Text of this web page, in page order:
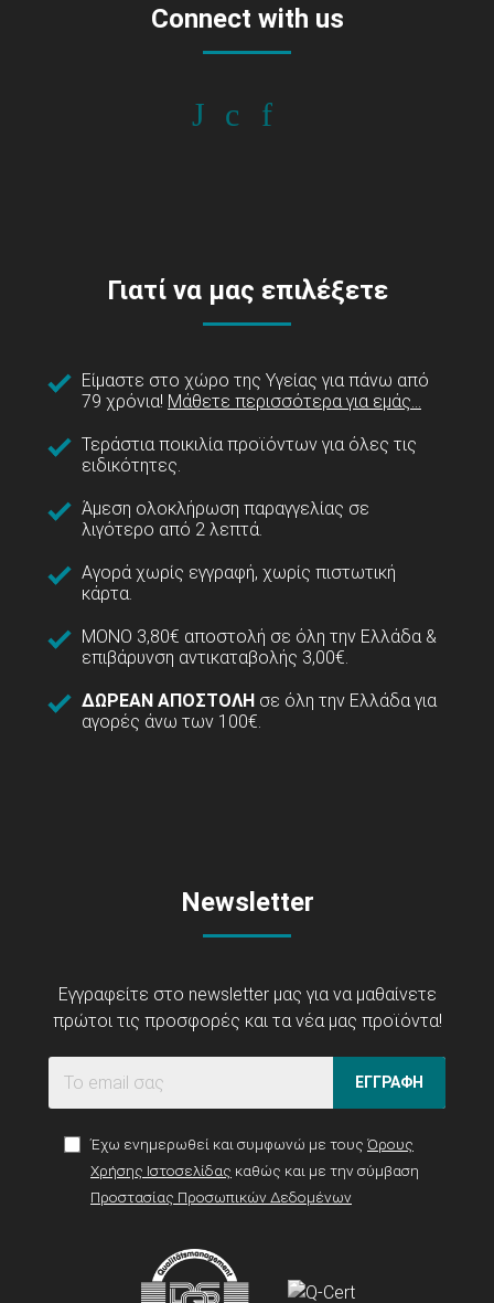
Connect with us
Γιατί να μας επιλέξετε
Είμαστε στο χώρο της Υγείας για πάνω από
79 χρόνια! Μάθετε περισσότερα για εμάς...
Τεράστια ποικιλία προϊόντων για όλες τις
ειδικότητες.
Άμεση ολοκλήρωση παραγγελίας σε
λιγότερο από 2 λεπτά.
Αγορά χωρίς εγγραφή, χωρίς πιστωτική
κάρτα.
ΜΟΝΟ 3,80€ αποστολή σε όλη την Ελλάδα &
επιβάρυνση αντικαταβολής 3,00€.
ΔΩΡΕΑΝ ΑΠΟΣΤΟΛΗ σε όλη την Ελλάδα για
αγορές άνω των 100€.
Newsletter
Εγγραφείτε στο newsletter μας για να μαθαίνετε
πρώτοι τις προσφορές και τα νέα μας προϊόντα!
ΕΓΓΡΑΦΗ
Έχω ενημερωθεί και συμφωνώ με τους Όρους
Χρήσης Ιστοσελίδας καθώς και με την σύμβαση
Προστασίας Προσωπικών Δεδομένων